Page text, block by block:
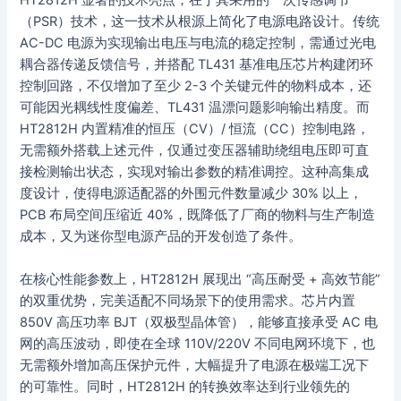
（PSR）技术，这一技术从根源上简化了电源电路设计。传统
AC-DC 电源为实现输出电压与电流的稳定控制，需通过光电
耦合器传递反馈信号，并搭配 TL431 基准电压芯片构建闭环
控制回路，不仅增加了至少 2-3 个关键元件的物料成本，还
可能因光耦线性度偏差、TL431 温漂问题影响输出精度。而
HT2812H 内置精准的恒压（CV）/ 恒流（CC）控制电路，
无需额外搭载上述元件，仅通过变压器辅助绕组电压即可直
接检测输出状态，实现对输出参数的精准调控。这种高集成
度设计，使得电源适配器的外围元件数量减少 30% 以上，
PCB 布局空间压缩近 40%，既降低了厂商的物料与生产制造
成本，又为迷你型电源产品的开发创造了条件。
在核心性能参数上，HT2812H 展现出 “高压耐受 + 高效节能”
的双重优势，完美适配不同场景下的使用需求。芯片内置
850V 高压功率 BJT（双极型晶体管），能够直接承受 AC 电
网的高压波动，即使在全球 110V/220V 不同电网环境下，也
无需额外增加高压保护元件，大幅提升了电源在极端工况下
的可靠性。同时，HT2812H 的转换效率达到行业领先的